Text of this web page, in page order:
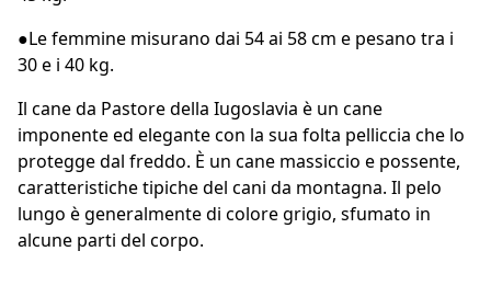
●Le femmine misurano dai 54 ai 58 cm e pesano tra i
30 e i 40 kg.
Il cane da Pastore della Iugoslavia è un cane
imponente ed elegante con la sua folta pelliccia che lo
protegge dal freddo. È un cane massiccio e possente,
caratteristiche tipiche del cani da montagna. Il pelo
lungo è generalmente di colore grigio, sfumato in
alcune parti del corpo.